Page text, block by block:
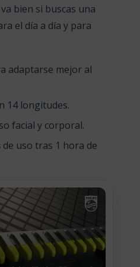
bien si buscas una
el día a día y para
adaptarse mejor al
14 longitudes.
facial y corporal.
de uso tras 1 hora de